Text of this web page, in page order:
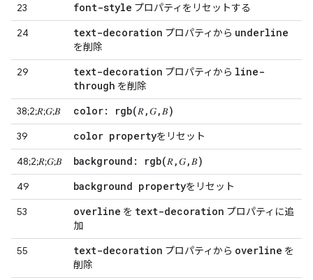
23
font-style プロパティをリセットする
24
text-decoration プロパティから underline
を削除
29
text-decoration プロパティから line-
through を削除
38;2;𝑅;𝐺;𝐵
color: rgb(𝑅,𝐺,𝐵)
39 color propertyをリセット
48;2;𝑅;𝐺;𝐵
background: rgb(𝑅,𝐺,𝐵)
49 background propertyをリセット
53
overline を text-decoration プロパティに追
加
55
text-decoration プロパティから overline を
削除